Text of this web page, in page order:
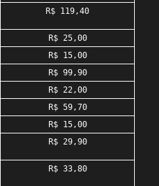
R$ 119,40
R$ 25,00
R$ 15,00
R$ 99,90
R$ 22,00
R$ 59,70
R$ 15,00
R$ 29,90
R$ 33,80